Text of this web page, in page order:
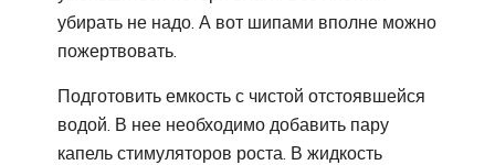
убирать не надо. А вот шипами вполне можно
пожертвовать.
Подготовить емкость с чистой отстоявшейся
водой. В нее необходимо добавить пару
капель стимуляторов роста. В жидкость